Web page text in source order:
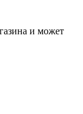
и может